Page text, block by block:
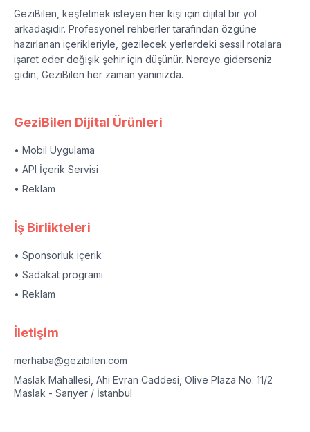
GeziBilen, keşfetmek isteyen her kişi için dijital bir yol
arkadaşıdır. Profesyonel rehberler tarafından özgüne
hazırlanan içerikleriyle, gezilecek yerlerdeki sessil rotalara
işaret eder değişik şehir için düşünür. Nereye giderseniz
gidin, GeziBilen her zaman yanınızda.
GeziBilen Dijital Ürünleri
• Mobil Uygulama
• API İçerik Servisi
• Reklam
İş Birlikteleri
• Sponsorluk içerik
• Sadakat programı
• Reklam
İletişim
merhaba@gezibilen.com
Maslak Mahallesi, Ahi Evran Caddesi, Olive Plaza No: 11/2
Maslak - Sarıyer / İstanbul